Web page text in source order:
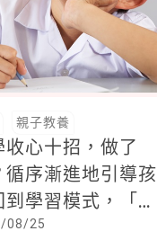
親子教養
收心十招，做了
循序漸進地引導孩
到學習模式，「這
最難！
08/25